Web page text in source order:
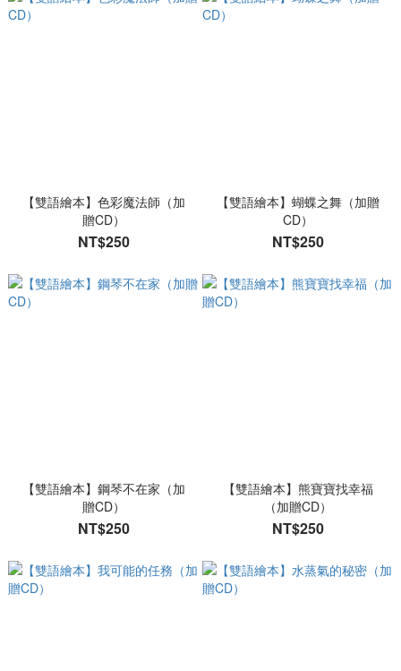
【雙語繪本】色彩魔法師（加
贈CD）
NT$250
【雙語繪本】蝴蝶之舞（加贈
CD）
NT$250
【雙語繪本】鋼琴不在家（加
贈CD）
NT$250
【雙語繪本】熊寶寶找幸福
（加贈CD）
NT$250